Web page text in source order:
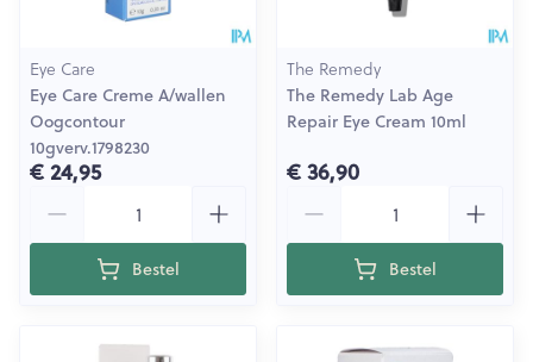
Eye Care
Eye Care Creme A/wallen
Oogcontour
10gverv.1798230
€ 24,95
Bestel
The Remedy
The Remedy Lab Age
Repair Eye Cream 10ml
€ 36,90
Bestel